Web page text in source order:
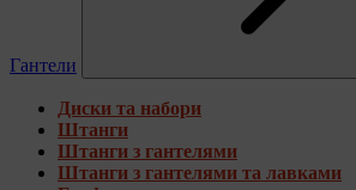
Гантели
Диски та набори
Штанги
Штанги з гантелями
Штанги з гантелями та лавками